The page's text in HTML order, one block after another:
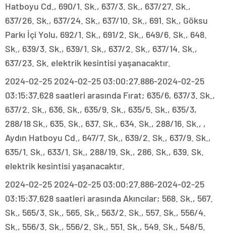
Hatboyu Cd., 690/1. Sk., 637/3. Sk., 637/27. Sk.,
637/26. Sk., 637/24. Sk., 637/10. Sk., 691. Sk., Göksu
Parkı İçi Yolu, 692/1. Sk., 691/2. Sk., 649/6. Sk., 648.
Sk., 639/3. Sk., 639/1. Sk., 637/2. Sk., 637/14. Sk.,
637/23. Sk. elektrik kesintisi yaşanacaktır.
2024-02-25 2024-02-25 03:00:27.886-2024-02-25
03:15:37.628 saatleri arasında Fırat; 635/6, 637/3. Sk.,
637/2. Sk., 636. Sk., 635/9. Sk., 635/5. Sk., 635/3,
288/18 Sk., 635. Sk., 637. Sk., 634. Sk., 288/16. Sk., ,
Aydın Hatboyu Cd., 647/7. Sk., 639/2. Sk., 637/9. Sk.,
635/1. Sk., 633/1. Sk., 288/19. Sk., 286. Sk., 639. Sk.
elektrik kesintisi yaşanacaktır.
2024-02-25 2024-02-25 03:00:27.886-2024-02-25
03:15:37.628 saatleri arasında Akıncılar; 568. Sk., 567.
Sk., 565/3. Sk., 565. Sk., 563/2. Sk., 557. Sk., 556/4.
Sk., 556/3. Sk., 556/2. Sk., 551. Sk., 549. Sk., 548/5.